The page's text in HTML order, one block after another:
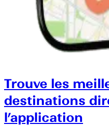
Trouve les
destinations
l’application